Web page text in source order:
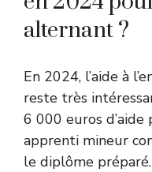
alternant ?
En 2024, l’aide à
reste très
6 000 euros
apprenti mineur
le diplôme